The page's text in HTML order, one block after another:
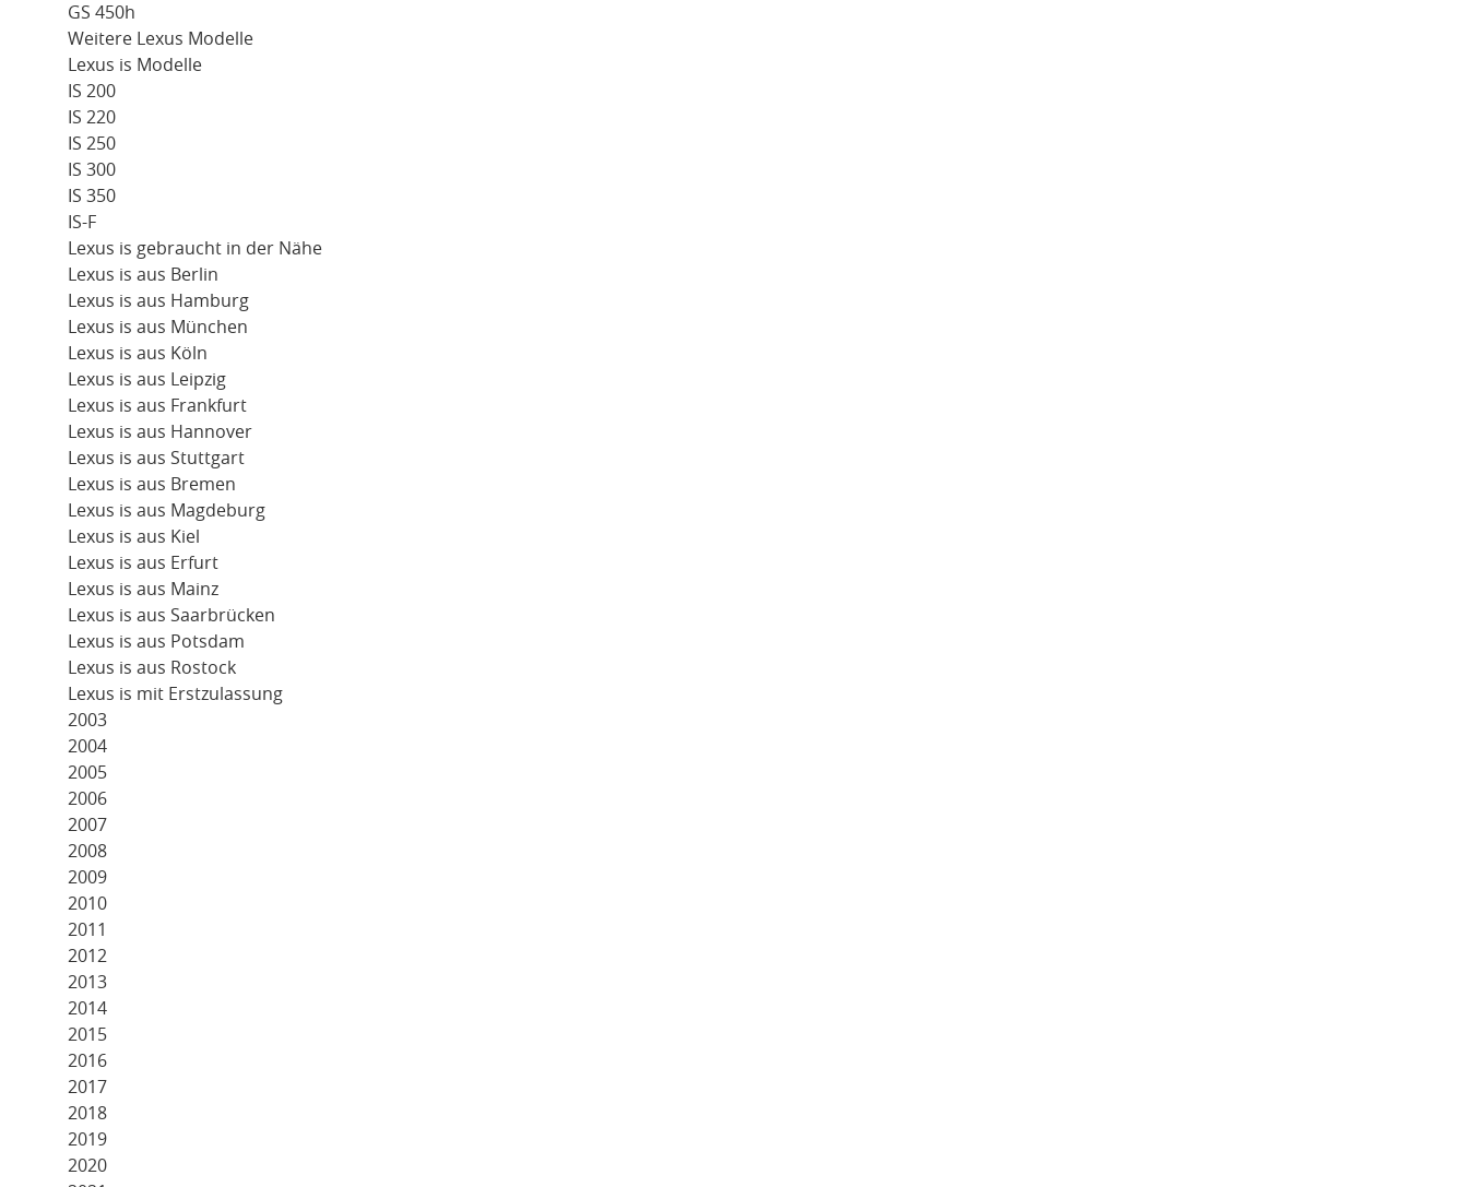
GS 450h
Weitere Lexus Modelle
Lexus is Modelle
IS 200
IS 220
IS 250
IS 300
IS 350
IS-F
Lexus is gebraucht in der Nähe
Lexus is aus Berlin
Lexus is aus Hamburg
Lexus is aus München
Lexus is aus Köln
Lexus is aus Leipzig
Lexus is aus Frankfurt
Lexus is aus Hannover
Lexus is aus Stuttgart
Lexus is aus Bremen
Lexus is aus Magdeburg
Lexus is aus Kiel
Lexus is aus Erfurt
Lexus is aus Mainz
Lexus is aus Saarbrücken
Lexus is aus Potsdam
Lexus is aus Rostock
Lexus is mit Erstzulassung
2003
2004
2005
2006
2007
2008
2009
2010
2011
2012
2013
2014
2015
2016
2017
2018
2019
2020